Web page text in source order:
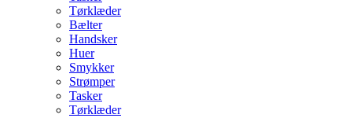
Tørklæder
Bælter
Handsker
Huer
Smykker
Strømper
Tasker
Tørklæder